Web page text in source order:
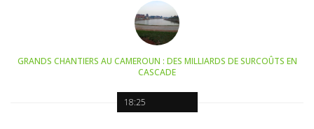
18:25
GRANDS CHANTIERS AU CAMEROUN : DES MILLIARDS DE SURCOÛTS EN
CASCADE